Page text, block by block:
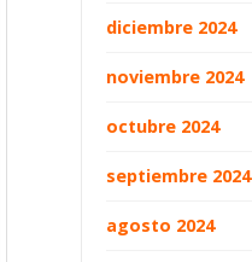
diciembre 2024
noviembre 2024
octubre 2024
septiembre 2024
agosto 2024